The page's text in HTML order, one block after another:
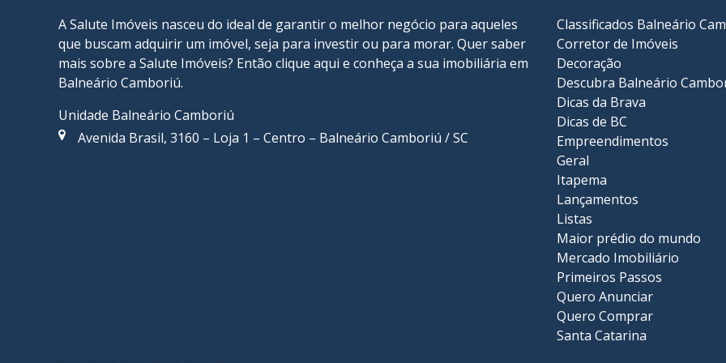
A Salute Imóveis nasceu do ideal de garantir o melhor negócio para aqueles
que buscam adquirir um imóvel, seja para investir ou para morar. Quer saber
mais sobre a Salute Imóveis? Então clique aqui e conheça a sua imobiliária em
Balneário Camboriú.
Unidade Balneário Camboriú
Avenida Brasil, 3160 – Loja 1 – Centro – Balneário Camboriú / SC
Classificados Balneário
Corretor de Imóveis
Decoração
Descubra Balneário
Dicas da Brava
Dicas de BC
Empreendimentos
Geral
Itapema
Lançamentos
Listas
Maior prédio do mundo
Mercado Imobiliário
Primeiros Passos
Quero Anunciar
Quero Comprar
Santa Catarina